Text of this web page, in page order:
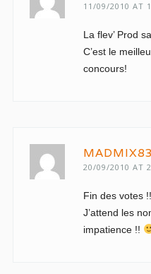
11/09/2010 AT
La flev’ Prod
C’est le
concours!
MADMIX83
20/09/2010 AT
Fin des votes
J’attend les
impatience !!